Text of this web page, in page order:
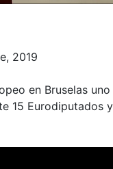
2019
en Bruselas
15 Eurodiputados